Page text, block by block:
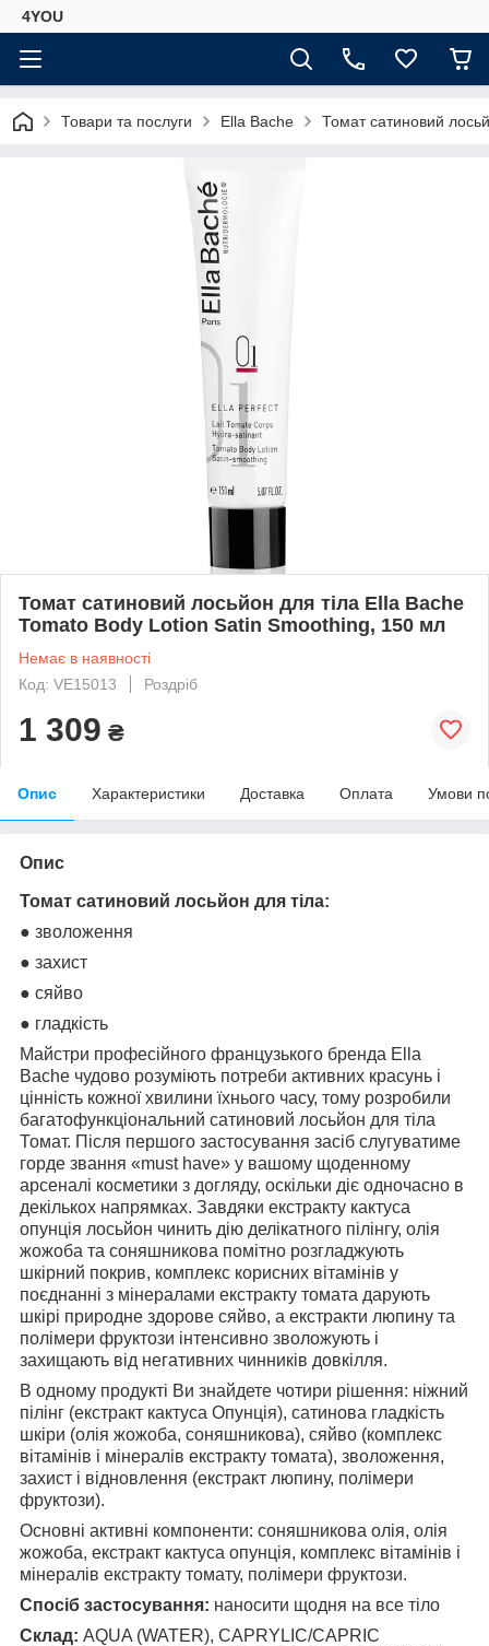
4YOU
Товари та послуги Ella Bache Томат сатиновий
Томат сатиновий лосьйон для тіла Ella Bache
Tomato Body Lotion Satin Smoothing, 150 мл
Немає в наявності
Код: VE15013
Роздріб
1 309 ₴
Опис Характеристики Доставка Оплата Умови
Опис
Томат сатиновий лосьйон для тіла:
● зволоження
● захист
● сяйво
● гладкість
Майстри професійного французького бренда Ella
Bache чудово розуміють потреби активних красунь і
цінність кожної хвилини їхнього часу, тому розробили
багатофункціональний сатиновий лосьйон для тіла
Томат. Після першого застосування засіб слугуватиме
горде звання «must have» у вашому щоденному
арсеналі косметики з догляду, оскільки діє одночасно в
декількох напрямках. Завдяки екстракту кактуса
опунція лосьйон чинить дію делікатного пілінгу, олія
жожоба та соняшникова помітно розгладжують
шкірний покрив, комплекс корисних вітамінів у
поєднанні з мінералами екстракту томата дарують
шкірі природне здорове сяйво, а екстракти люпину та
полімери фруктози інтенсивно зволожують і
захищають від негативних чинників довкілля.
В одному продукті Ви знайдете чотири рішення: ніжний
пілінг (екстракт кактуса Опунція), сатинова гладкість
шкіри (олія жожоба, соняшникова), сяйво (комплекс
вітамінів і мінералів екстракту томата), зволоження,
захист і відновлення (екстракт люпину, полімери
фруктози).
Основні активні компоненти: соняшникова олія, олія
жожоба, екстракт кактуса опунція, комплекс вітамінів і
мінералів екстракту томату, полімери фруктози.
Спосіб застосування: наносити щодня на все тіло
Склад: AQUA (WATER), CAPRYLIC/CAPRIC